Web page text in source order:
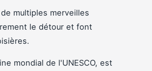
multiples merveilles
le détour et font
mondial de l'UNESCO, est